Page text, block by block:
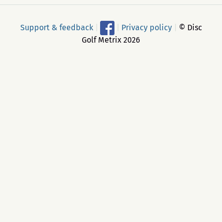
Support & feedback Privacy policy
© Disc
Golf Metrix 2026